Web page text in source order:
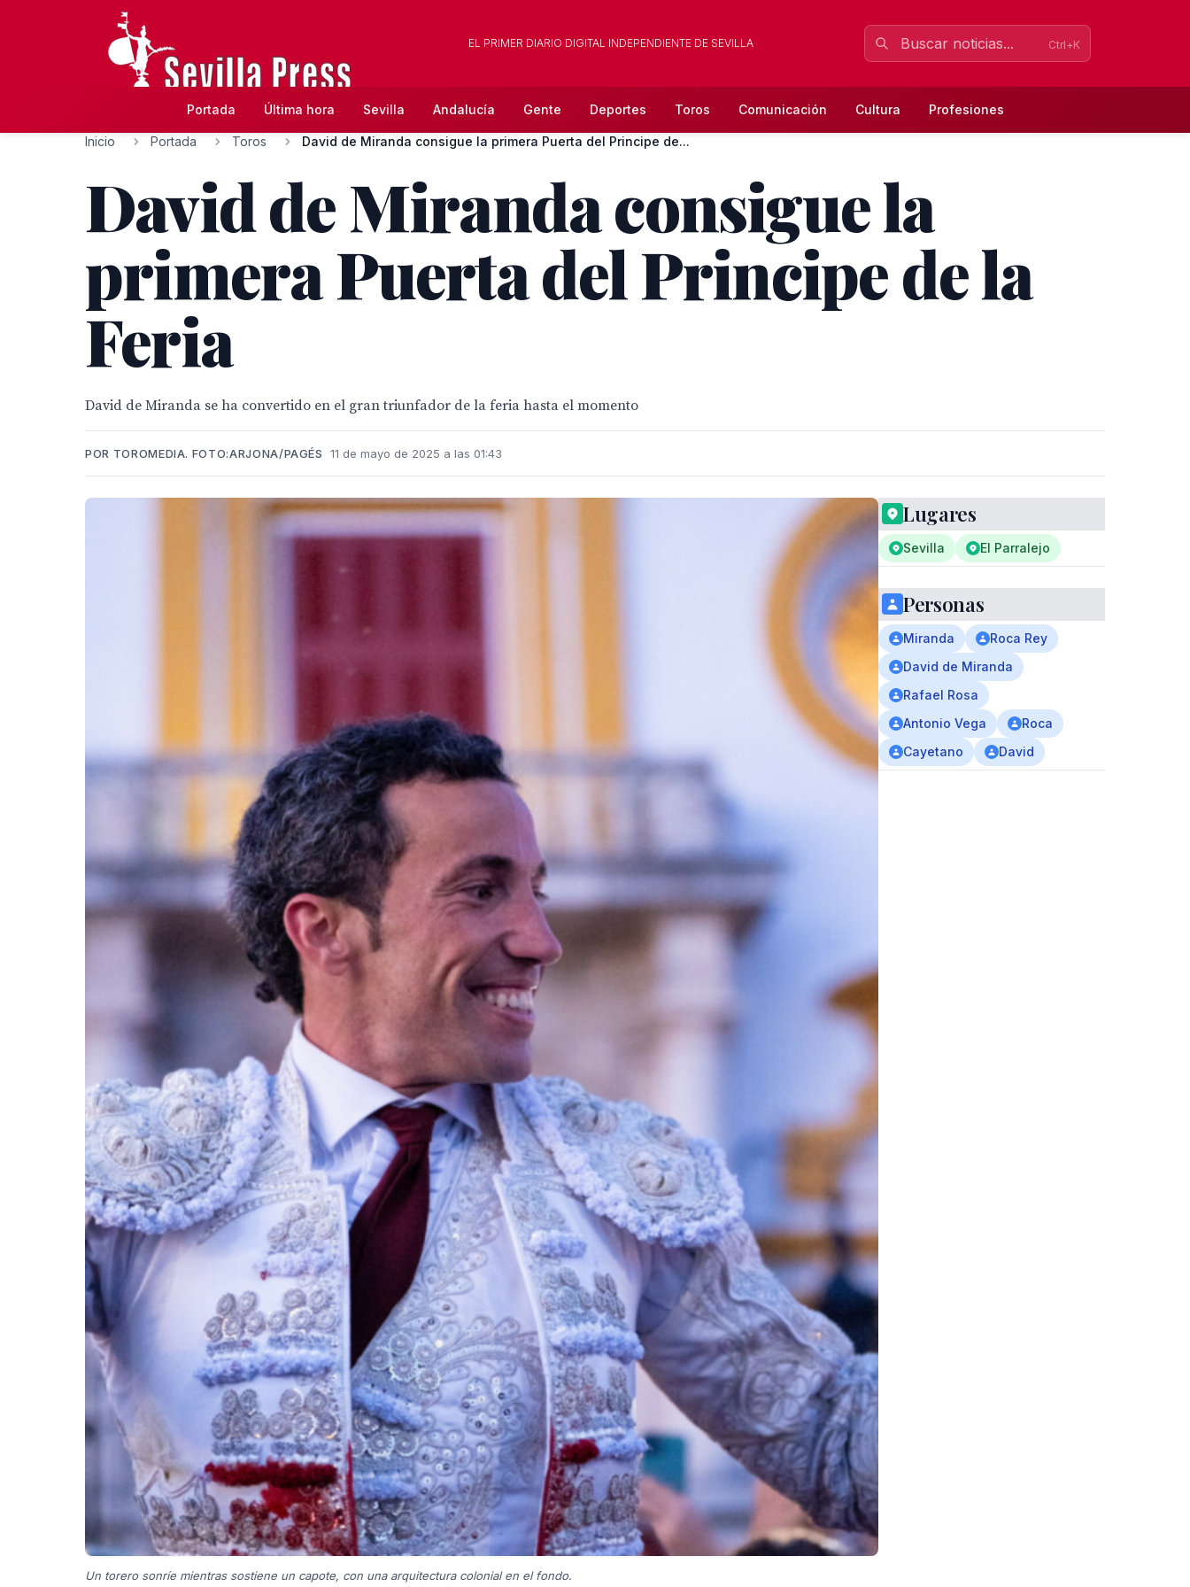
EL PRIMER DIARIO DIGITAL INDEPENDIENTE DE SEVILLA Ctrl+K
Portada Última hora Sevilla Andalucía Gente Deportes Toros Comunicación Cultura Profesiones
Inicio Portada Toros David de Miranda consigue la primera Puerta del Principe de...
David de Miranda consigue la
primera Puerta del Principe de la
Feria
David de Miranda se ha convertido en el gran triunfador de la feria hasta el momento
POR TOROMEDIA. FOTO:ARJONA/PAGÉS 11 de mayo de 2025 a las 01:43
Un torero sonríe mientras sostiene un capote, con una arquitectura colonial en el fondo.
Lugares
Sevilla El Parralejo
Personas
Miranda
Roca Rey
David de Miranda
Rafael Rosa
Antonio Vega
Roca
Cayetano
David